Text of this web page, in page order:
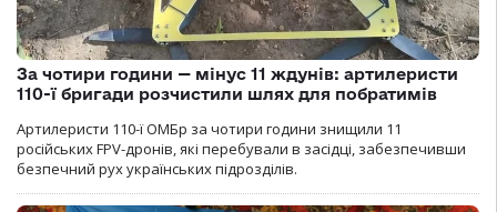
За чотири години — мінус 11 ждунів: артилеристи
110-ї бригади розчистили шлях для побратимів
Артилеристи 110-ї ОМБр за чотири години знищили 11
російських FPV-дронів, які перебували в засідці, забезпечивши
безпечний рух українських підрозділів.